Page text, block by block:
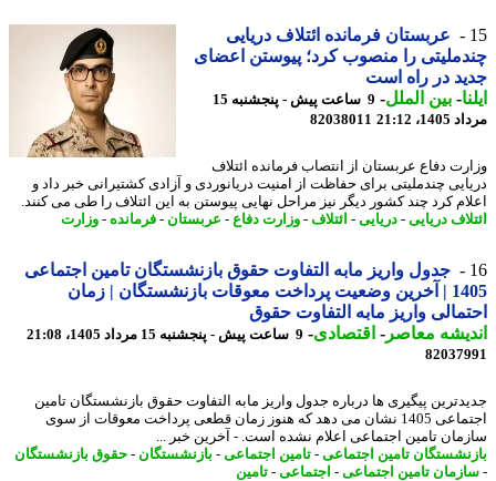
عربستان فرمانده ائتلاف دریایی
را منصوب کرد؛ پیوستن اعضای
در راه است
-بین الملل-
9 ساعت پیش - پنجشنبه 15
21:12
82038011
دفاع عربستان از انتصاب فرمانده ائتلاف
چندملیتی برای حفاظت از امنیت دریانوردی و آزادی کشتیرانی خبر داد و
کرد چند کشور دیگر نیز مراحل نهایی پیوستن به این ائتلاف را طی می کنند.
دریایی -دریایی -ائتلاف-وزارت دفاع -عربستان-فرمانده-وزارت
جدول واریز مابه التفاوت حقوق بازنشستگان تامین اجتماعی
1405 | آخرین وضعیت پرداخت معوقات بازنشستگان | زمان
واریز مابه التفاوت حقوق
معاصر-اقتصادی-9 ساعت پیش - پنجشنبه 15 مرداد 1405، 21:08
پیگیری ها درباره جدول واریز مابه التفاوت حقوق بازنشستگان تامین
اجتماعی 1405 نشان می دهد که هنوز زمان قطعی پرداخت معوقات از سوی
تامین اجتماعی اعلام نشده است. - آخرین خبر ...
تامین اجتماعی-تامین اجتماعی-بازنشستگان-حقوق بازنشستگان
تامین اجتماعی-اجتماعی-تامین